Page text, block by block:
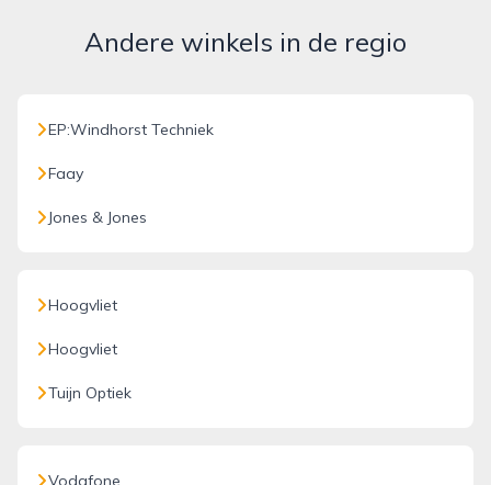
Andere winkels in de regio
EP:Windhorst Techniek
Faay
Jones & Jones
Hoogvliet
Hoogvliet
Tuijn Optiek
Vodafone